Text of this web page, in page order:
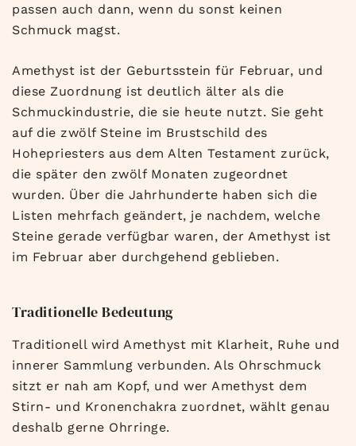
passen auch dann, wenn du sonst keinen
Schmuck magst.
Amethyst ist der Geburtsstein für Februar, und
diese Zuordnung ist deutlich älter als die
Schmuckindustrie, die sie heute nutzt. Sie geht
auf die zwölf Steine im Brustschild des
Hohepriesters aus dem Alten Testament zurück,
die später den zwölf Monaten zugeordnet
wurden. Über die Jahrhunderte haben sich die
Listen mehrfach geändert, je nachdem, welche
Steine gerade verfügbar waren, der Amethyst ist
im Februar aber durchgehend geblieben.
Traditionelle Bedeutung
Traditionell wird Amethyst mit Klarheit, Ruhe und
innerer Sammlung verbunden. Als Ohrschmuck
sitzt er nah am Kopf, und wer Amethyst dem
Stirn- und Kronenchakra zuordnet, wählt genau
deshalb gerne Ohrringe.